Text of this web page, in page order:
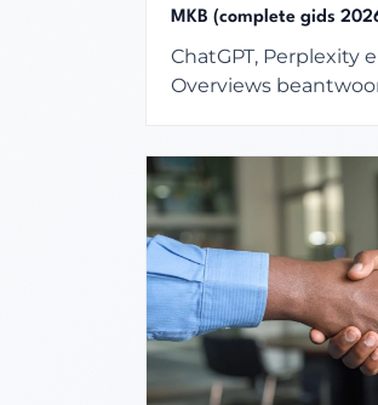
MKB (complete gids
ChatGPT, Perplexity
Overviews
plaats van je